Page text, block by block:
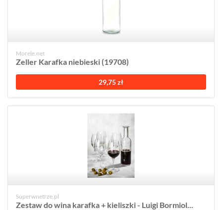
Morele.net
Zeller Karafka niebieski (19708)
29,75 zł
Superwnetrze.pl
Zestaw do wina karafka + kieliszki - Luigi Bormiol...